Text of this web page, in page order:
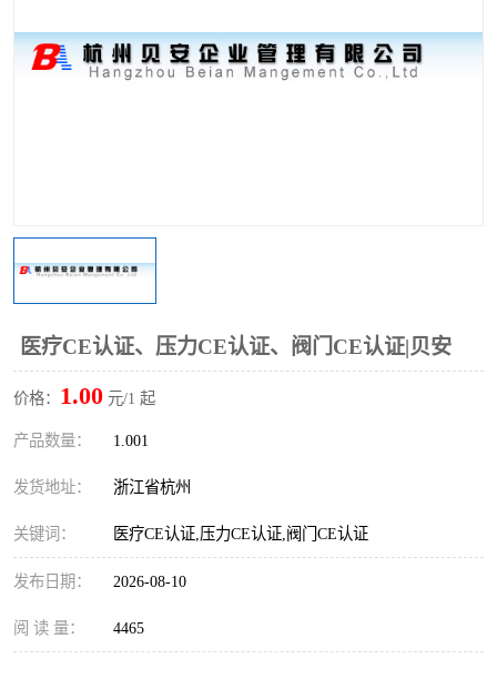
医疗CE认证、压力CE认证、阀门CE认证|贝安
价格： 1.00 元/1 起
产品数量： 1.001
发货地址： 浙江省杭州
关键词： 医疗CE认证,压力CE认证,阀门CE认证
发布日期： 2026-08-10
阅 读 量： 4465